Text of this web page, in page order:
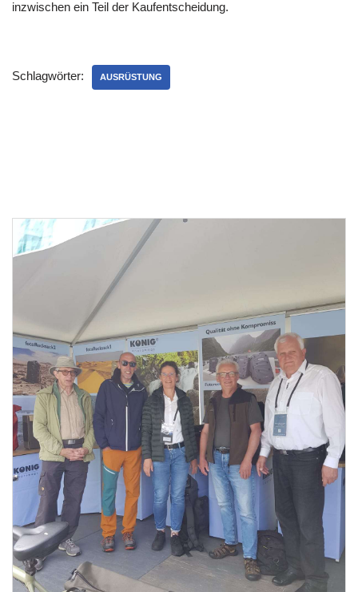
inzwischen ein Teil der Kaufentscheidung.
Schlagwörter: AUSRÜSTUNG